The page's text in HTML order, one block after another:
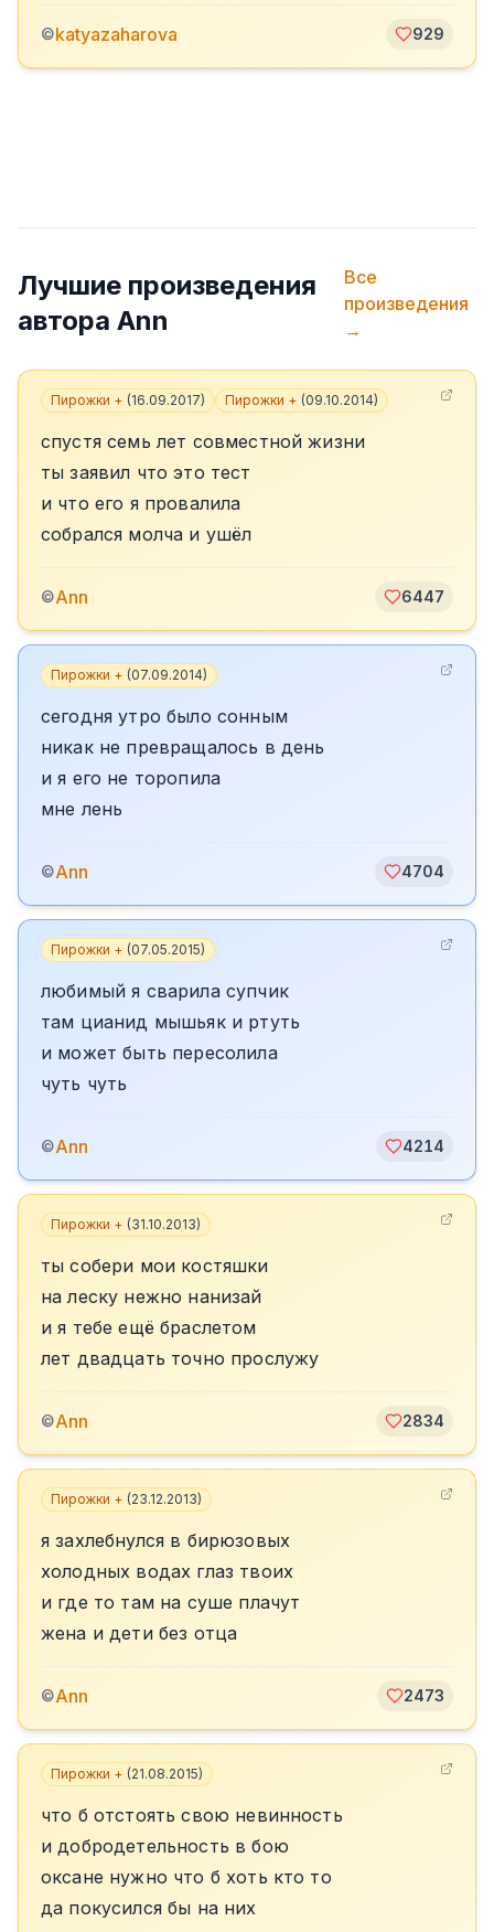
©katyazaharova 929
Лучшие произведения
автора Ann
Все
произведения
→
Пирожки + (16.09.2017) Пирожки + (09.10.2014)
спустя семь лет совместной жизни
ты заявил что это тест
и что его я провалила
собрался молча и ушёл
©Ann 6447
Пирожки + (07.09.2014)
сегодня утро было сонным
никак не превращалось в день
и я его не торопила
мне лень
©Ann 4704
Пирожки + (07.05.2015)
любимый я сварила супчик
там цианид мышьяк и ртуть
и может быть пересолила
чуть чуть
©Ann 4214
Пирожки + (31.10.2013)
ты собери мои костяшки
на леску нежно нанизай
и я тебе ещё браслетом
лет двадцать точно прослужу
©Ann 2834
Пирожки + (23.12.2013)
я захлебнулся в бирюзовых
холодных водах глаз твоих
и где то там на суше плачут
жена и дети без отца
©Ann 2473
Пирожки + (21.08.2015)
что б отстоять свою невинность
и добродетельность в бою
оксане нужно что б хоть кто то
да покусился бы на них